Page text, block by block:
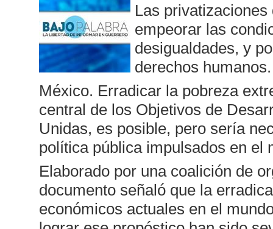
Las
empeorar las
desigualdades, y
derechos humanos.
México. Erradicar la pobreza
central de los Objetivos de
Unidas, es posible, pero sería
política pública impulsados en el
Elaborado por una coalición de
documento señaló que la
económicos actuales en el